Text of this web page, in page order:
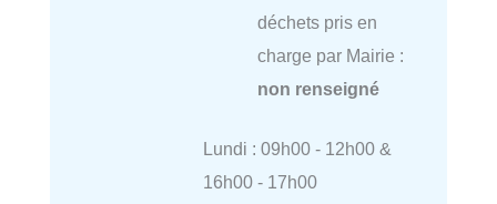
déchets pris en
charge par Mairie :
non renseigné
Lundi : 09h00 - 12h00 &
16h00 - 17h00